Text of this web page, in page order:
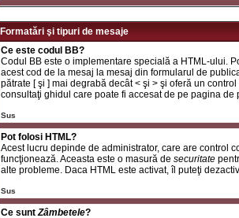
Formatări şi tipuri de mesaje
Ce este codul BB?
Codul BB este o implementare specială a HTML-ului.
acest cod de la mesaj la mesaj din formularul de
pătrate [ şi ] mai degrabă decât < şi > şi oferă un
consultaţi ghidul care poate fi accesat de pe pagina de
Sus
Pot folosi HTML?
Acest lucru depinde de administrator, care are control
funcţionează. Aceasta este o masură de securitate
alte probleme. Daca HTML este activat, îl puteţi
Sus
Ce suntZâmbetele?